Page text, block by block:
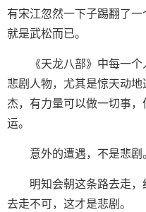
有宋江忽然一下子踢翻了
就是武松而已。
《天龙八部》中每一
悲剧人物，尤其是惊天动
杰，有力量可以做一切事
运。
意外的遭遇，不是悲剧
明知会朝这条路去走
去走不可，这才是悲剧。